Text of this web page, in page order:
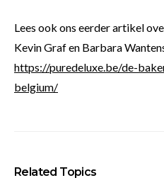
Lees ook ons eerder artikel
Kevin Graf en Barbara
https://puredeluxe.be/de-
belgium/
Related Topics